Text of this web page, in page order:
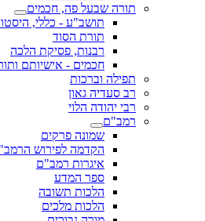
תורה שבעל פה, חכמים
תושב"ע - כללי,
תורת הסוד
רבנות, פסיקת הלכה
חכמים - אישיותם
תפילה וברכות
רב סעדיה גאון
רבי יהודה הלוי
רמב"ם
שמונה פרקים
הקדמה לפירוש
איגרות רמב"ם
ספר המדע
הלכות תשובה
הלכות מלכים